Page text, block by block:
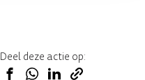
Deel deze actie op: